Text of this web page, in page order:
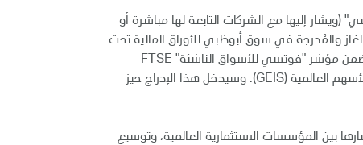
(ويشار إليها مع الشركات التابعة لها مباشرة أو
والمُدرجة في سوق أبوظبي للأوراق المالية تحت
الرمز:"ADNOCGAS"والرقم:"AEE01195A234"، اليوم عن اختيار أسهمها للإدراج ضمن مؤشر "فوتسي للأسواق الناشئة" FTSE
(المؤشر)، والذي يُعد جزءاً من سلسلة مؤشرات "فوتسي راسل"( FTSE Russell) للأسهم العالمية (GEIS). وسيدخل هذا الإدراج حيز
بين المؤسسات الاستثمارية العالمية، وتوسيع